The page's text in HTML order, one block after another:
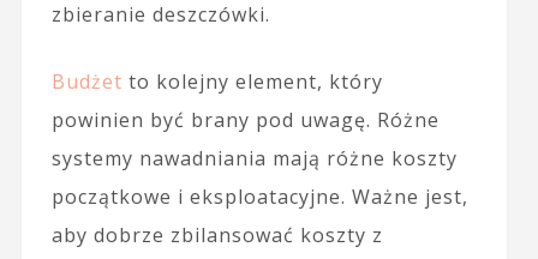
zbieranie deszczówki.
Budżet to kolejny element, który
powinien być brany pod uwagę. Różne
systemy nawadniania mają różne koszty
początkowe i eksploatacyjne. Ważne jest,
aby dobrze zbilansować koszty z